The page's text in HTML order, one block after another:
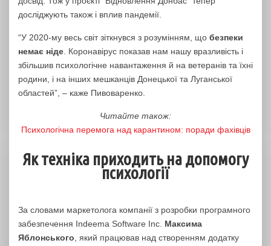
досліджують також і вплив пандемії.
“У 2020-му весь світ зіткнувся з розумінням, що безпеки
немає ніде . Коронавірус показав нам нашу вразливість і
збільшив психологічне навантаження й на ветеранів та їхні
родини, і на інших мешканців Донецької та Луганської
областей”, – каже Пивоваренко.
Читайте також:
Психологічна перемога над карантином: поради фахівців
Як техніка приходить на допомогу
психології
За словами маркетолога компанії з розробки програмного
забезпечення Indeema Software Inc. Максима
Яблонського , який працював над створенням додатку